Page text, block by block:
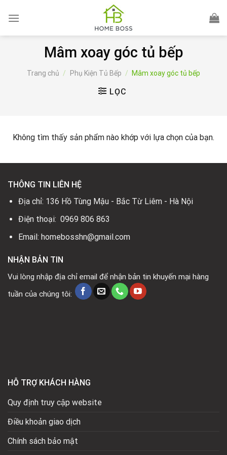
Mâm xoay góc tủ bếp
Trang chủ / Phụ Kiện Tủ Bếp / Mâm xoay góc tủ bếp
LỌC
Không tìm thấy sản phẩm nào khớp với lựa chọn của bạn.
THÔNG TIN LIÊN HỆ
Địa chỉ: 136 Hồ Tùng Mậu - Bắc Từ Liêm - Hà Nội
Điện thoại: 0969 806 863
Email: homebosshn@gmail.com
NHẬN BẢN TIN
Vui lòng nhập địa chỉ email để nhận bản tin khuyến mại hàng
tuần của chúng tôi:
HỖ TRỢ KHÁCH HÀNG
Quy định truy cập website
Điều khoản giao dịch
Chính sách bảo mật